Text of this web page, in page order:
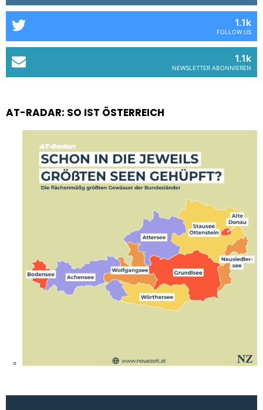
1.1k
FOLLOW US
1.1k
NEWSLETTER ABONNIEREN
AT-RADAR: SO IST ÖSTERREICH